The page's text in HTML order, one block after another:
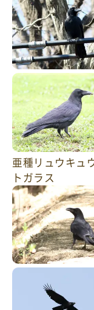
亜種リュウキュ
トガラス